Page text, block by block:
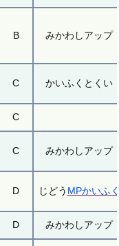
B みかわしアップ
C かいふくとくい
C
C みかわしアップ
D じどう MPかいふ
D みかわしアップ